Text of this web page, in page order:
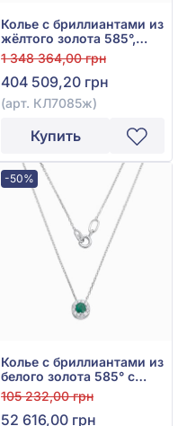
Колье с бриллиантами из
жёлтого золота 585°,
Бриллиант 5,4ct, арт.
КЛ7085ж
1 348 364,00 грн
404 509,20 грн
(арт. КЛ7085ж)
Купить
-50%
Колье с бриллиантами из
белого золота 585° с
зелёным изумрудом
0,23ct и бриллиантом
0,13ct, арт. 704-084и
105 232,00 грн
52 616,00 грн